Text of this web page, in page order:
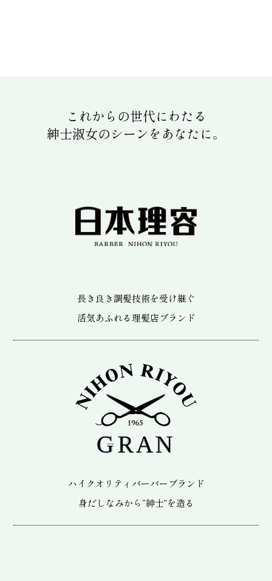
これからの世代にわたる
紳士淑女のシーンをあなたに。
長き良き調髪技術を受け継ぐ
活気あふれる理髪店ブランド
ハイクオリティバーバーブランド
身だしなみから“紳士”を造る